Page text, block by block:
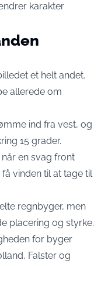
karakter
et helt andet.
allerede om
ind fra vest, og
15 grader.
en svag front
vinden til at tage til
regnbyger, men
placering og styrke.
for byger
Falster og